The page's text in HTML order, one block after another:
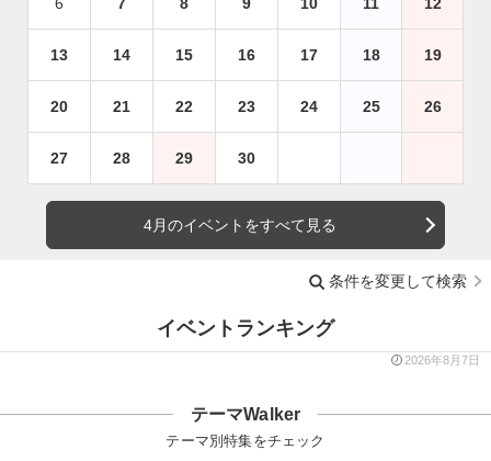
13 14 15 16 17 18 19
20 21 22 23 24 25 26
27 28 29 30
4月のイベントをすべて見る
条件を変更して検索
イベントランキング
2026年8月7日
テーマWalker
テーマ別特集をチェック